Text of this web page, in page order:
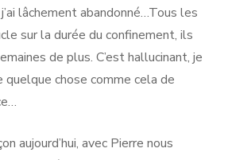
lâchement abandonné…Tous les
sur la durée du confinement, ils
de plus. C’est hallucinant, je
quelque chose comme cela de
aujourd’hui, avec Pierre nous